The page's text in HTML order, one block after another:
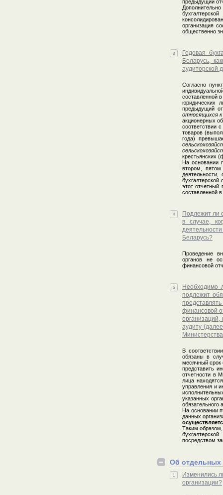
предыдущий
организация
общественно
3
Годовая
Беларусь,
аудиторской
Согласно
составленной
юридических
предыдущий
относящихся к
акционерных
соответствии
товаров
года)
крестьянских
На основании
втором,
бухгалтерской
этот
составленной
4
Подлежит ли
в случае,
Беларусь?
Проведение
органов не
финансовой
5
Необходимо
подлежит
финансовой
организаций,
аудиту
В
обязаны в
месячный срок
представить
отчетности в
лица
управления и
указанных
обязательного
На основании
данных
Таким
посредством
Об отдельных
1
Изменились
организации?